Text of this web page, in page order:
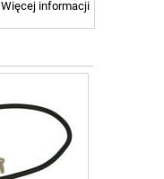
Więcej informacji